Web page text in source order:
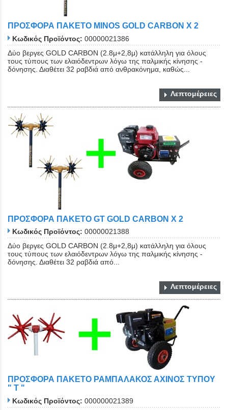
ΠΡΟΣΦΟΡΑ ΠΑΚΕΤΟ MINOS GOLD CARBON Χ 2
Κωδικός Προϊόντος: 00000021386
Δύο βεργες GOLD CARBON (2.8μ+2,8μ) κατάλληλη για όλους
τους τύπους των ελαιόδεντρων λόγω της παλμικής κίνησης -
δόνησης. Διαθέτει 32 ραβδιά από ανθρακόνημα, καθώς...
Λεπτομέρειες
ΠΡΟΣΦΟΡΑ ΠΑΚΕΤΟ GT GOLD CARBON Χ 2
Κωδικός Προϊόντος: 00000021388
Δύο βεργες GOLD CARBON (2.8μ+2,8μ) κατάλληλη για όλους
τους τύπους των ελαιόδεντρων λόγω της παλμικής κίνησης -
δόνησης. Διαθέτει 32 ραβδιά από...
Λεπτομέρειες
ΠΡΟΣΦΟΡΑ ΠΑΚΕΤΟ ΡΑΜΠΑΛΑΚΟΣ ΑΧΙΝΟΣ ΤΥΠΟΥ
" Τ "
Κωδικός Προϊόντος: 000000021389